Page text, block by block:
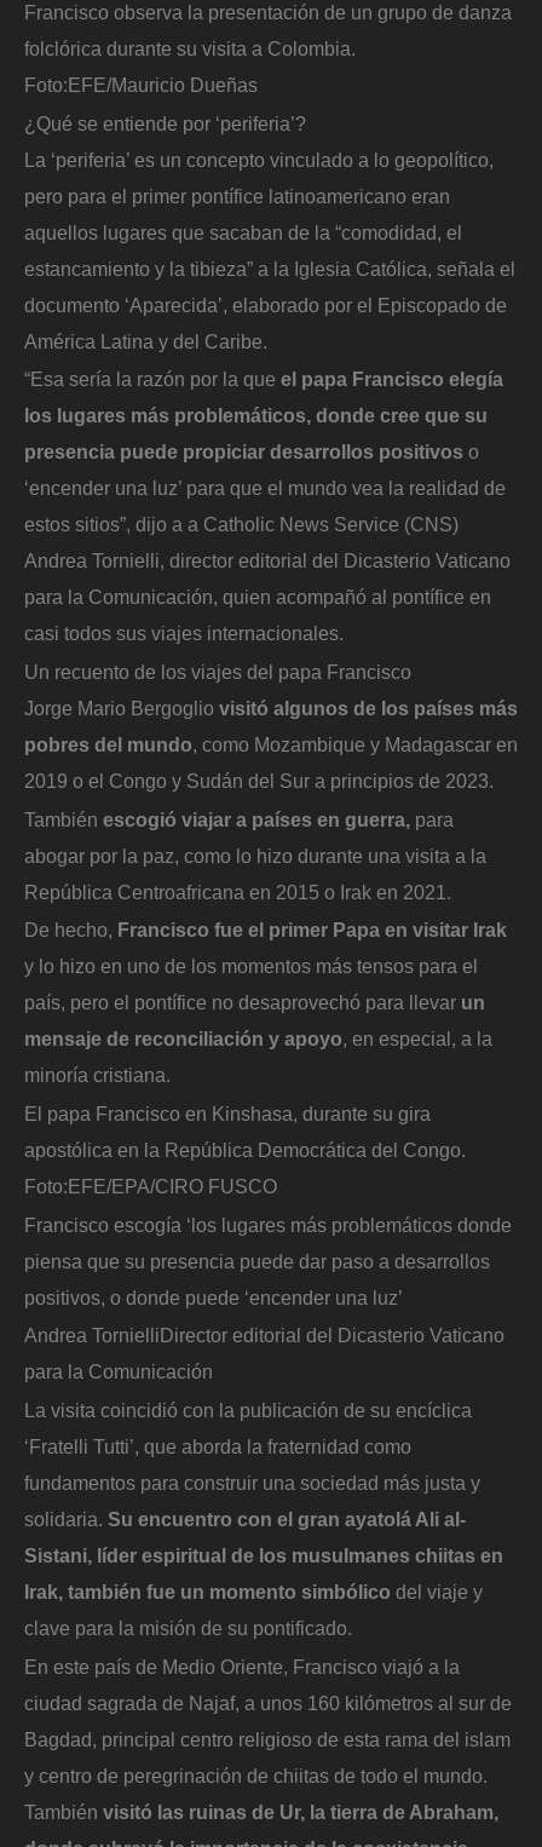
Francisco observa la presentación de un grupo de danza
folclórica durante su visita a Colombia.
Foto:EFE/Mauricio Dueñas
¿Qué se entiende por ‘periferia’?
La ‘periferia’ es un concepto vinculado a lo geopolítico,
pero para el primer pontífice latinoamericano eran
aquellos lugares que sacaban de la “comodidad, el
estancamiento y la tibieza” a la Iglesia Católica, señala el
documento ‘Aparecida’, elaborado por el Episcopado de
América Latina y del Caribe.
“Esa sería la razón por la que el papa Francisco elegía
los lugares más problemáticos, donde cree que su
presencia puede propiciar desarrollos positivos o
‘encender una luz’ para que el mundo vea la realidad de
estos sitios”, dijo a a Catholic News Service (CNS)
Andrea Tornielli, director editorial del Dicasterio Vaticano
para la Comunicación, quien acompañó al pontífice en
casi todos sus viajes internacionales.
Un recuento de los viajes del papa Francisco
Jorge Mario Bergoglio visitó algunos de los países más
pobres del mundo, como Mozambique y Madagascar en
2019 o el Congo y Sudán del Sur a principios de 2023.
También escogió viajar a países en guerra, para
abogar por la paz, como lo hizo durante una visita a la
República Centroafricana en 2015 o Irak en 2021.
De hecho, Francisco fue el primer Papa en visitar Irak
y lo hizo en uno de los momentos más tensos para el
país, pero el pontífice no desaprovechó para llevar un
mensaje de reconciliación y apoyo, en especial, a la
minoría cristiana.
El papa Francisco en Kinshasa, durante su gira
apostólica en la República Democrática del Congo.
Foto:EFE/EPA/CIRO FUSCO
Francisco escogía ‘los lugares más problemáticos donde
piensa que su presencia puede dar paso a desarrollos
positivos, o donde puede ‘encender una luz’
Andrea TornielliDirector editorial del Dicasterio Vaticano
para la Comunicación
La visita coincidió con la publicación de su encíclica
‘Fratelli Tutti’, que aborda la fraternidad como
fundamentos para construir una sociedad más justa y
solidaria. Su encuentro con el gran ayatolá Ali al-
Sistani, líder espiritual de los musulmanes chiitas en
Irak, también fue un momento simbólico del viaje y
clave para la misión de su pontificado.
En este país de Medio Oriente, Francisco viajó a la
ciudad sagrada de Najaf, a unos 160 kilómetros al sur de
Bagdad, principal centro religioso de esta rama del islam
y centro de peregrinación de chiitas de todo el mundo.
También visitó las ruinas de Ur, la tierra de Abraham,